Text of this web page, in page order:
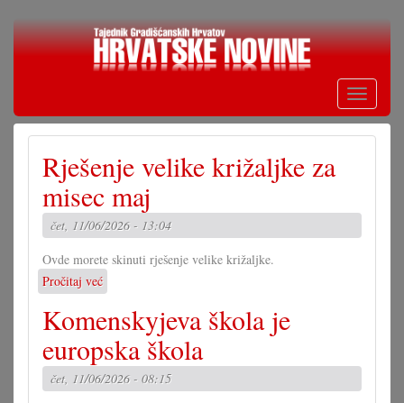
Skoči
Toggle
Rješenje velike križaljke za
misec maj
čet, 11/06/2026 - 13:04
Ovde morete skinuti rješenje velike križaljke.
Pročitaj već
Rješenje
velike
križaljke
za
misec
maj
Komenskyjeva škola je
europska škola
čet, 11/06/2026 - 08:15